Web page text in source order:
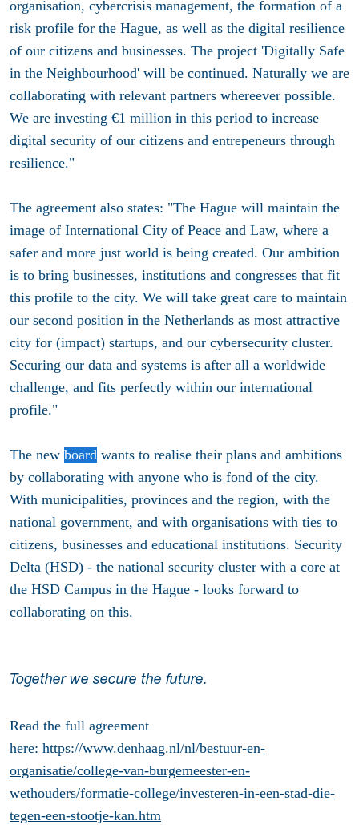
organisation, cybercrisis management, the formation of a
risk profile for the Hague, as well as the digital resilience
of our citizens and businesses. The project 'Digitally Safe
in the Neighbourhood' will be continued. Naturally we are
collaborating with relevant partners whereever possible.
We are investing €1 million in this period to increase
digital security of our citizens and entrepeneurs through
resilience."
The agreement also states: "The Hague will maintain the
image of International City of Peace and Law, where a
safer and more just world is being created. Our ambition
is to bring businesses, institutions and congresses that fit
this profile to the city. We will take great care to maintain
our second position in the Netherlands as most attractive
city for (impact) startups, and our cybersecurity cluster.
Securing our data and systems is after all a worldwide
challenge, and fits perfectly within our international
profile."
The new board wants to realise their plans and ambitions
by collaborating with anyone who is fond of the city.
With municipalities, provinces and the region, with the
national government, and with organisations with ties to
citizens, businesses and educational institutions. Security
Delta (HSD) - the national security cluster with a core at
the HSD Campus in the Hague - looks forward to
collaborating on this.
Together we secure the future.
Read the full agreement
here: https://www.denhaag.nl/nl/bestuur-en-
organisatie/college-van-burgemeester-en-
wethouders/formatie-college/investeren-in-een-stad-die-
tegen-een-stootje-kan.htm